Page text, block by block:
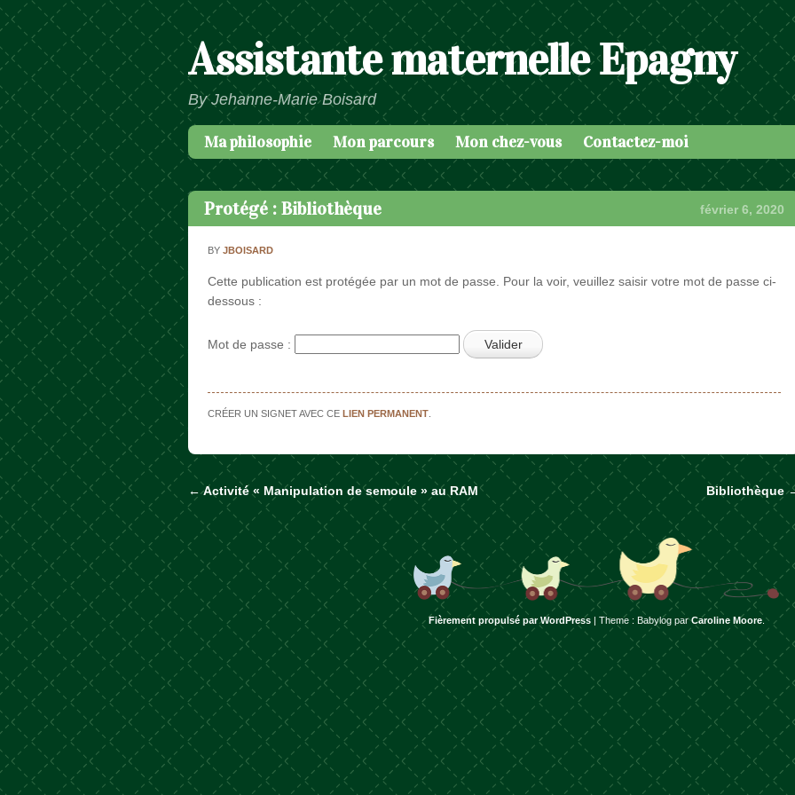
Assistante maternelle Epagny
By Jehanne-Marie Boisard
Menu
Passer au contenu
Ma philosophie Mon parcours Mon chez-vous Contactez-moi
Protégé : Bibliothèque février 6, 2020
BYJBOISARD
Cette publication est protégée par un mot de passe. Pour la voir, veuillez saisir votre mot de passe ci-
dessous :
Mot de passe :
CRÉER UN SIGNET AVEC CELIEN PERMANENT
Naviguer dans les articles
←Activité « Manipulation de semoule » au RAM Bibliothèque
Fièrement propulsé par WordPress Theme : Babylog parCaroline Moore.